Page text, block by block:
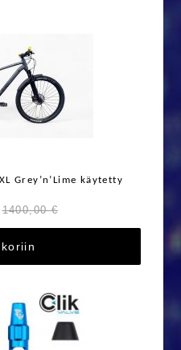
Grey’n’Lime käytetty
1400,00 €